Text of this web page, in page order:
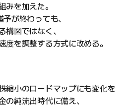
みを加えた。
が終わっても、
構図ではなく、
度を調整する方式に改める。
縮小のロードマップにも変化を
の純流出時代に備え、